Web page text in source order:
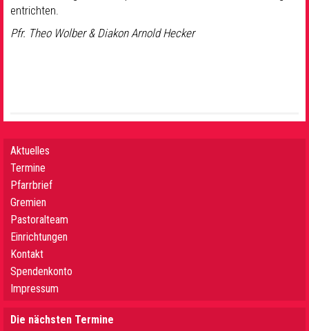
entrichten.
Pfr. Theo Wolber & Diakon Arnold Hecker
Aktuelles
Termine
Pfarrbrief
Gremien
Pastoralteam
Einrichtungen
Kontakt
Spendenkonto
Impressum
Die nächsten Termine